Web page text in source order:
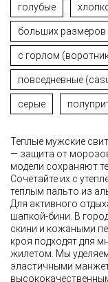
голубые
больших размеров
с горлом
повседневные
серые
Теплые мужские
— защита от
модели сохраняют
Сочетайте их с
теплым пальто из
Для активного
шапкой-бини. В
скини и кожаными
кроя подходят для
жилетом. Мы
эластичными